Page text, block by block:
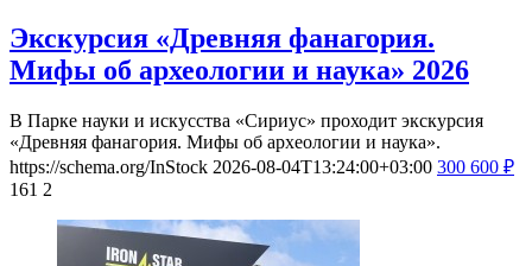
Экскурсия «Древняя фанагория.
Мифы об археологии и наука» 2026
В Парке науки и искусства «Сириус» проходит экскурсия
«Древняя фанагория. Мифы об археологии и наука».
https://schema.org/InStock 2026-08-04T13:24:00+03:00 300 600 ₽
161 2